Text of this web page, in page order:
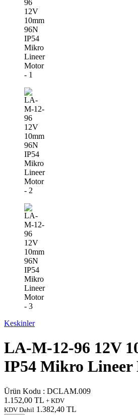
Keskinler
LA-M-12-96 12V
IP54 Mikro Lineer
Ürün Kodu : DCLAM.009
1.152,00 TL + KDV
KDV Dahil 1.382,40 TL